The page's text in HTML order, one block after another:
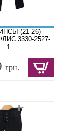
(21-26)
3330-2527-
1
грн.